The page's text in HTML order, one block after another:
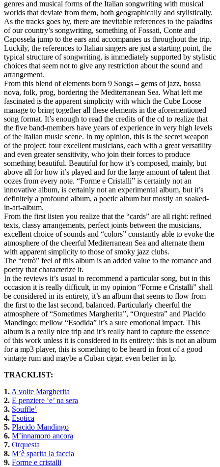
genres and musical forms of the Italian songwriting with musical
worlds that deviate from them, both geographically and stylistically.
As the tracks goes by, there are inevitable references to the paladins
of our country’s songwriting, something of Fossati, Conte and
Capossela jump to the ears and accompanies us throughout the trip.
Luckily, the references to Italian singers are just a starting point, the
typical structure of songwriting, is immediately supported by stylistic
choices that seem not to give any restriction about the sound and
arrangement.
From this blend of elements born 9 Songs – gems of jazz, bossa
nova, folk, prog, bordering the Mediterranean Sea. What left me
fascinated is the apparent simplicity with which the Cube Loose
manage to bring together all these elements in the aforementioned
song format. It’s enough to read the credits of the cd to realize that
the five band-members have years of experience in very high levels
of the Italian music scene. In my opinion, this is the secret weapon
of the project: four excellent musicians, each with a great versatility
and even greater sensitivity, who join their forces to produce
something beautiful. Beautiful for how it’s composed, mainly, but
above all for how it’s played and for the large amount of talent that
oozes from every note. “Forme e Cristalli” is certainly not an
innovative album, is certainly not an experimental album, but it’s
definitely a profound album, a poetic album but mostly an soaked-
in-art-album.
From the first listen you realize that the “cards” are all right: refined
texts, classy arrangements, perfect joints between the musicians,
excellent choice of sounds and “colors” constantly able to evoke the
atmosphere of the cheerful Mediterranean Sea and alternate them
with apparent simplicity to those of smoky jazz clubs.
The “retrò” feel of this album is an added value to the romance and
poetry that characterize it.
In the reviews it’s usual to recommend a particular song, but in this
occasion it is really difficult, in my opinion “Forme e Cristalli” shall
be considered in its entirety, it’s an album that seems to flow from
the first to the last second, balanced. Particularly cheerful the
atmosphere of “Sometimes Margherita”, “Orquestra” and Placido
Mandingo; mellow “Esodida” it’s a sure emotional impact. This
album is a really nice trip and it’s really hard to capture the essence
of this work unless it is considered in its entirety: this is not an album
for a mp3 player, this is something to be heard in front of a good
vintage rum and maybe a Cuban cigar, even better in lp.
TRACKLIST:
1. A volte Margherita
2. E penziere ‘e’ na sera
3. Souffle’
4. Esotica
5. Placido Mandingo
6. M’innamoro ancora
7. Orquesta
8. M’è sparita la faccia
9. Forme e cristalli